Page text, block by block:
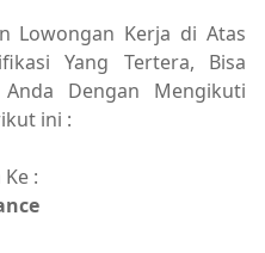
Lowongan Kerja di Atas
Yang Tertera, Bisa
Dengan Mengikuti
ini :
: